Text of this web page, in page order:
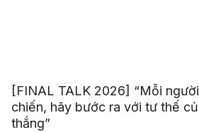
[FINAL TALK 2026] “Mỗi
chiến, hãy bước ra với tư thế
thắng”